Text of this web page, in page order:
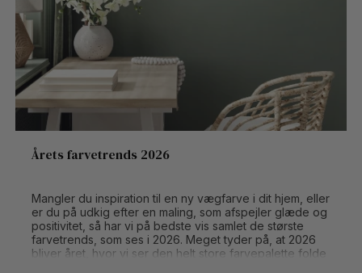
Årets farvetrends 2026
Mangler du inspiration til en ny vægfarve i dit hjem, eller
er du på udkig efter en maling, som afspejler glæde og
positivitet, så har vi på bedste vis samlet de største
farvetrends, som ses i 2026. Meget tyder på, at 2026
bliver året, hvor vi ser den helt store farvepalette folde